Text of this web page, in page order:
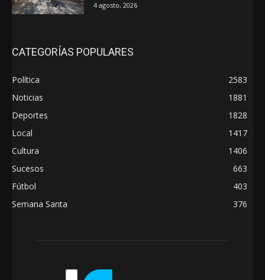
4 agosto, 2026
CATEGORÍAS POPULARES
Política
2583
Noticias
1881
Deportes
1828
Local
1417
Cultura
1406
Sucesos
663
Fútbol
403
Semana Santa
376